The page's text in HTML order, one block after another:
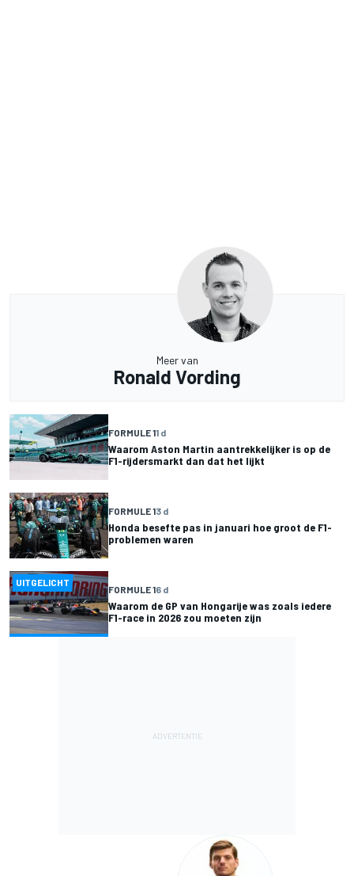
Meer van
Ronald Vording
FORMULE 11 d
Waarom Aston Martin aantrekkelijker is op de
F1-rijdersmarkt dan dat het lijkt
FORMULE 13 d
Honda besefte pas in januari hoe groot de F1-
problemen waren
UITGELICHT
FORMULE 16 d
Waarom de GP van Hongarije was zoals iedere
F1-race in 2026 zou moeten zijn